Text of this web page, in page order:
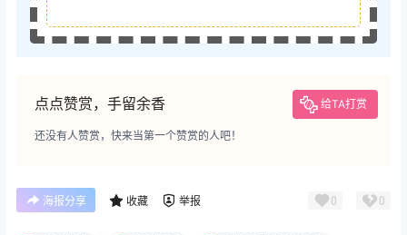
点点赞赏，手留余香 给TA打赏
还没有人赞赏，快来当第一个赞赏的人吧！
海报分享 收藏 举报 0 0